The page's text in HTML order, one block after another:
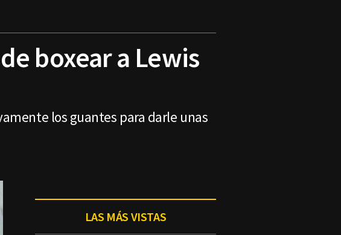
boxear a Lewis
los guantes para darle unas
LAS MÁS VISTAS